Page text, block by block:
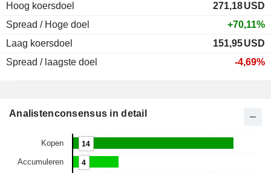
Hoog koersdoel
271,18USD
Spread / Hoge doel
+70,11%
Laag koersdoel
151,95USD
Spread / laagste doel
-4,69%
Analistenconsensus in detail